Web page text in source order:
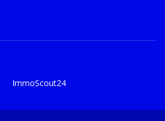
ImmoScout24